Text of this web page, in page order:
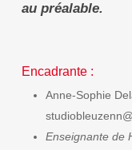
au préalable.
Encadrante :
Anne-Sophie
Enseignante de